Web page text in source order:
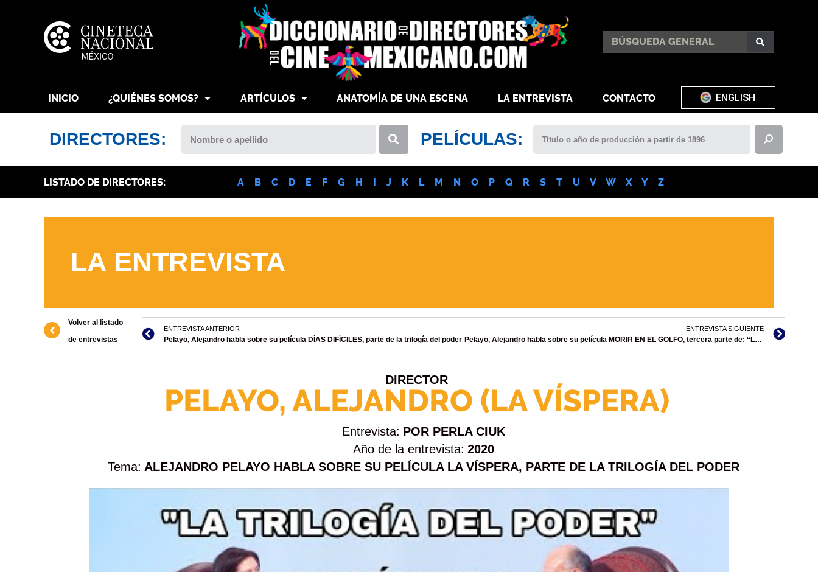
INICIO ¿QUIÉNES SOMOS? ARTÍCULOS ANATOMÍA DE UNA ESCENA LA ENTREVISTA CONTACTO ENGLISH
DIRECTORES: PELÍCULAS:
LISTADO DE DIRECTORES: A B C D E F G H I J K L M N O P Q R S T U V W X Y Z
LA ENTREVISTA
Volver al listado
de entrevistas
ENTREVISTA ANTERIOR
Pelayo, Alejandro habla sobre su película DÍAS DIFÍCILES, parte de la trilogía del poder
ENTREVISTA SIGUIENTE
Pelayo, Alejandro habla sobre su película MORIR EN EL GOLFO, tercera parte de: “La Trilogía del Poder”
DIRECTOR
PELAYO, ALEJANDRO (LA VÍSPERA)
Entrevista: POR PERLA CIUK
Año de la entrevista: 2020
Tema: ALEJANDRO PELAYO HABLA SOBRE SU PELÍCULA LA VÍSPERA, PARTE DE LA TRILOGÍA DEL PODER